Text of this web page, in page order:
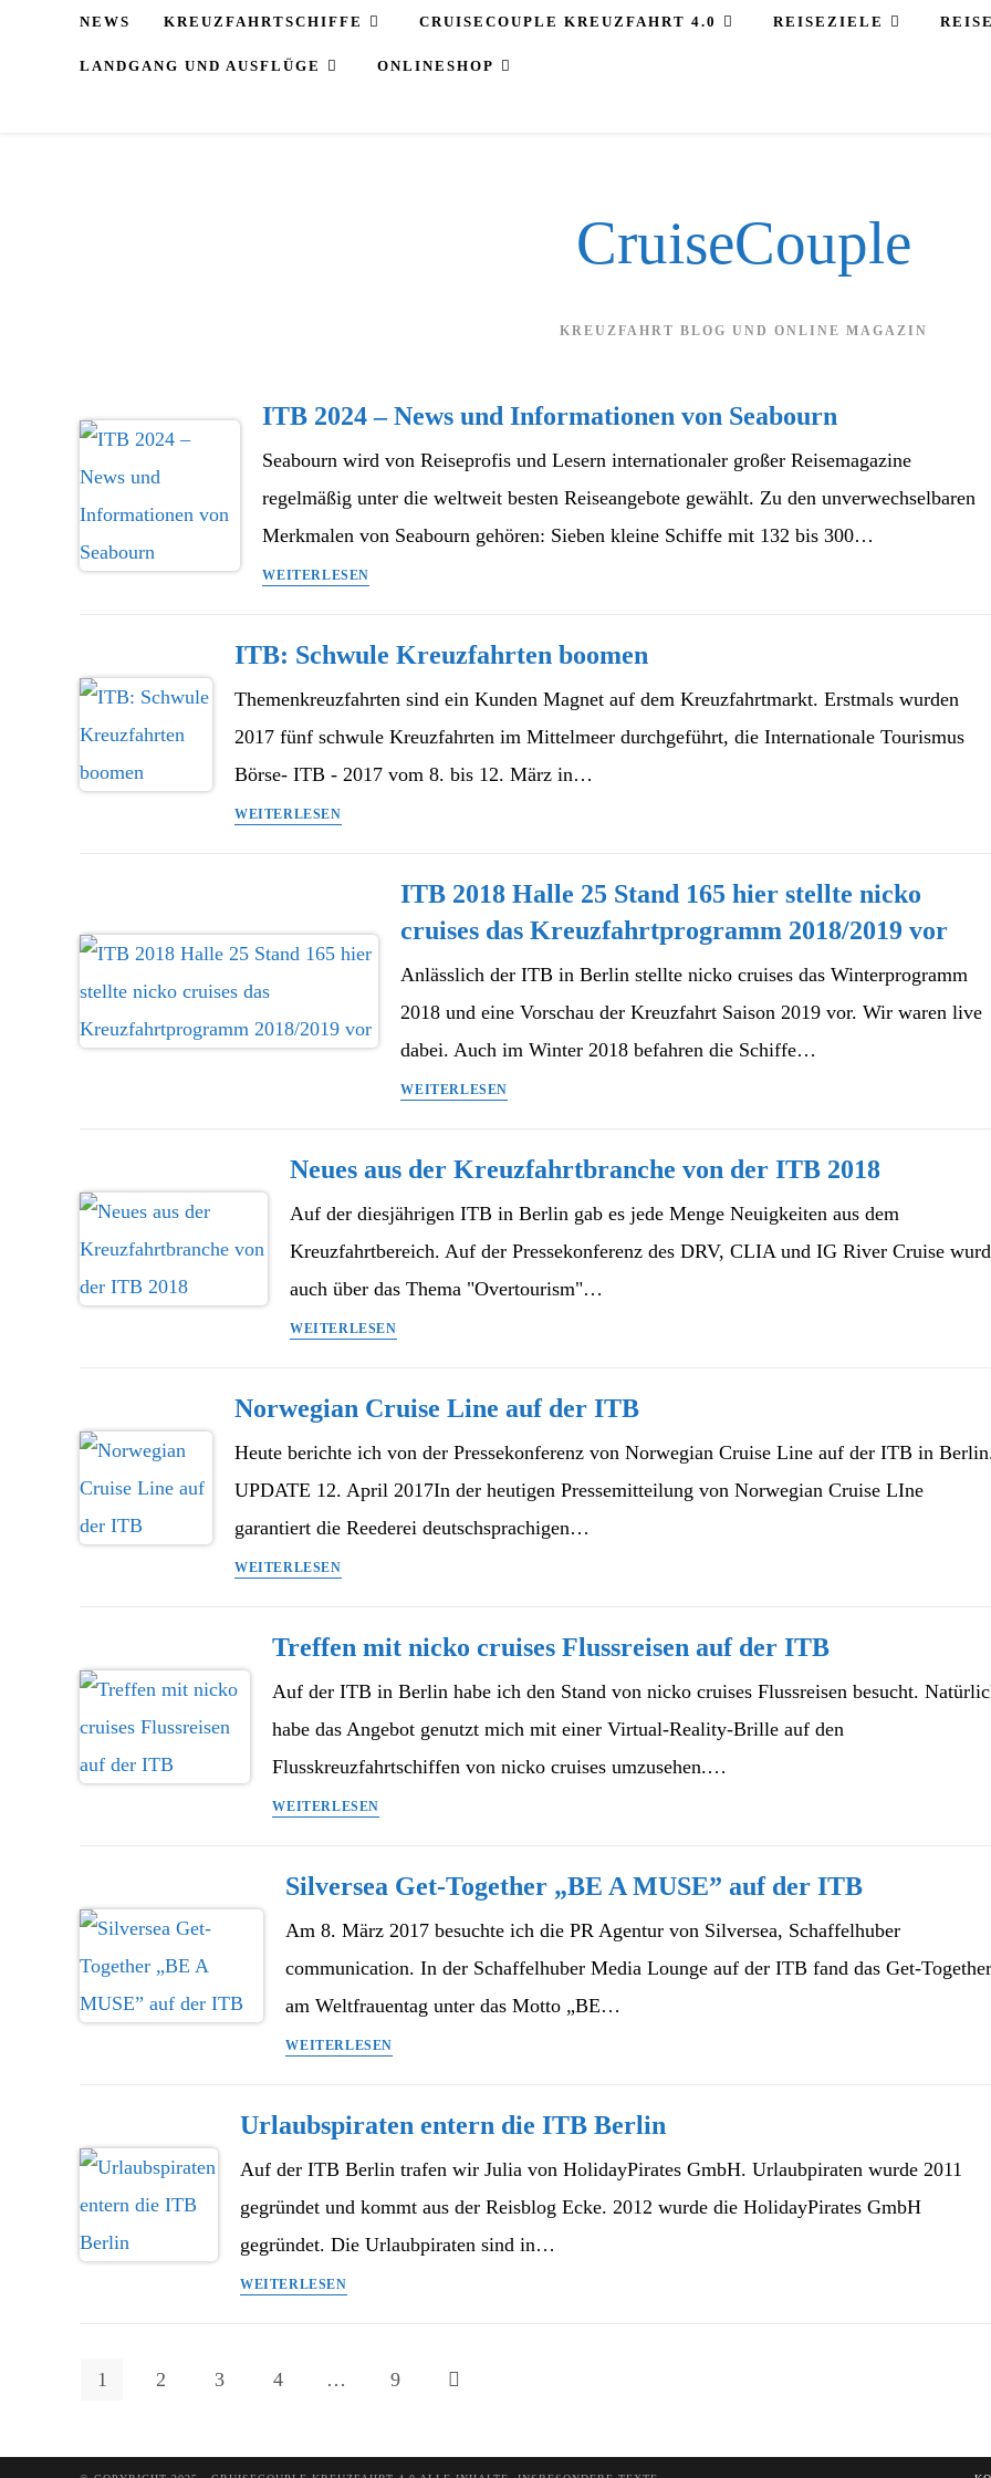
NEWS KREUZFAHRTSCHIFFE CRUISECOUPLE KREUZFAHRT 4.0 REISEZIELE
LANDGANG UND AUSFLÜGE ONLINESHOP
CruiseCouple
KREUZFAHRT BLOG UND ONLINE MAGAZIN
ITB 2024 – News und Informationen von Seabourn
Seabourn wird von Reiseprofis und Lesern internationaler großer Reisemagazine
regelmäßig unter die weltweit besten Reiseangebote gewählt. Zu den unverwechselbaren
Merkmalen von Seabourn gehören: Sieben kleine Schiffe mit 132 bis 300…
WEITERLESEN
News
Informationen
von
Seabourn
ITB: Schwule Kreuzfahrten boomen
Themenkreuzfahrten sind ein Kunden Magnet auf dem Kreuzfahrtmarkt. Erstmals wurden
2017 fünf schwule Kreuzfahrten im Mittelmeer durchgeführt, die Internationale Tourismus
Börse- ITB - 2017 vom 8. bis 12. März in…
WEITERLESENITB:
ITB 2018 Halle 25 Stand 165 hier stellte nicko
cruises das Kreuzfahrtprogramm 2018/2019 vor
Anlässlich der ITB in Berlin stellte nicko cruises das Winterprogramm
2018 und eine Vorschau der Kreuzfahrt Saison 2019 vor. Wir waren live
dabei. Auch im Winter 2018 befahren die Schiffe…
WEITERLESENITB
25
165
hier
stellte
Kreuzfahrtprogramm
vor
Neues aus der Kreuzfahrtbranche von der ITB 2018
Auf der diesjährigen ITB in Berlin gab es jede Menge Neuigkeiten aus dem
Kreuzfahrtbereich. Auf der Pressekonferenz des DRV, CLIA und IG River Cruise
auch über das Thema "Overtourism"…
WEITERLESENNeues
Kreuzfahrtbranche
der
ITB
2018
Norwegian Cruise Line auf der ITB
Heute berichte ich von der Pressekonferenz von Norwegian Cruise Line auf der ITB in
UPDATE 12. April 2017In der heutigen Pressemitteilung von Norwegian Cruise LIne
garantiert die Reederei deutschsprachigen…
WEITERLESENNorwegian
auf
ITB
Treffen mit nicko cruises Flussreisen auf der ITB
Auf der ITB in Berlin habe ich den Stand von nicko cruises Flussreisen besucht.
habe das Angebot genutzt mich mit einer Virtual-Reality-Brille auf den
Flusskreuzfahrtschiffen von nicko cruises umzusehen.…
WEITERLESENTreffen
cruises
auf
der
ITB
Silversea Get-Together „BE A MUSE” auf der ITB
Am 8. März 2017 besuchte ich die PR Agentur von Silversea, Schaffelhuber
communication. In der Schaffelhuber Media Lounge auf der ITB fand das Get-
am Weltfrauentag unter das Motto „BE…
WEITERLESENSilversea
„BE
MUSE”
auf
der
Urlaubspiraten entern die ITB Berlin
Auf der ITB Berlin trafen wir Julia von HolidayPirates GmbH. Urlaubpiraten wurde 2011
gegründet und kommt aus der Reisblog Ecke. 2012 wurde die HolidayPirates GmbH
gegründet. Die Urlaubpiraten sind in…
WEITERLESENUrlaubspiraten
1 2 3 4 … 9